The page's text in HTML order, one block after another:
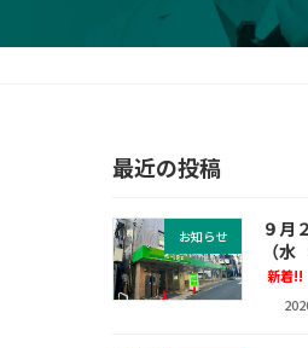
最近の投稿
お知らせ
９月
（
新着!!